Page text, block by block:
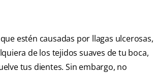
estén causadas por llagas ulcerosas,
de los tejidos suaves de tu boca,
tus dientes. Sin embargo, no